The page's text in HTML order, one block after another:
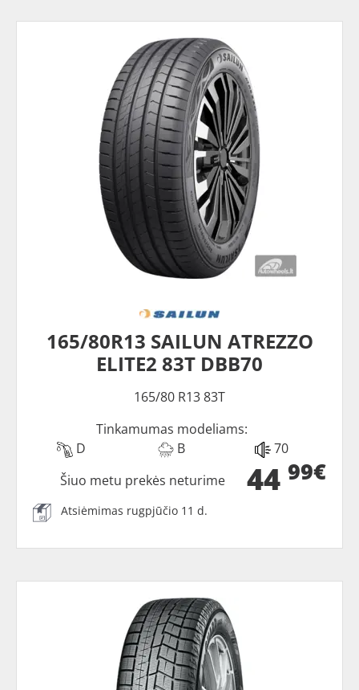
165/80R13 SAILUN ATREZZO
ELITE2 83T DBB70
165/80 R13 83T
Tinkamumas modeliams:
D
B 70
44 99€
Šiuo metu prekės neturime
Atsiėmimas rugpjūčio 11 d.